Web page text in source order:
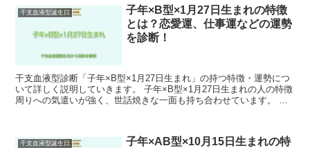
干支血液型誕生日
子年×B型×1月27日生まれの特徴
とは？恋愛運、仕事運などの運勢
を診断！
干支血液型診断「子年×B型×1月27日生まれ」の持つ特徴・運勢につ
いて詳しく説明していきます。 子年×B型×1月27日生まれの人の特徴
周りへの気遣いが強く、世話焼きな一面も持ち合わせています。 子
干支血液型誕生日
子年×AB型×10月15日生まれの特